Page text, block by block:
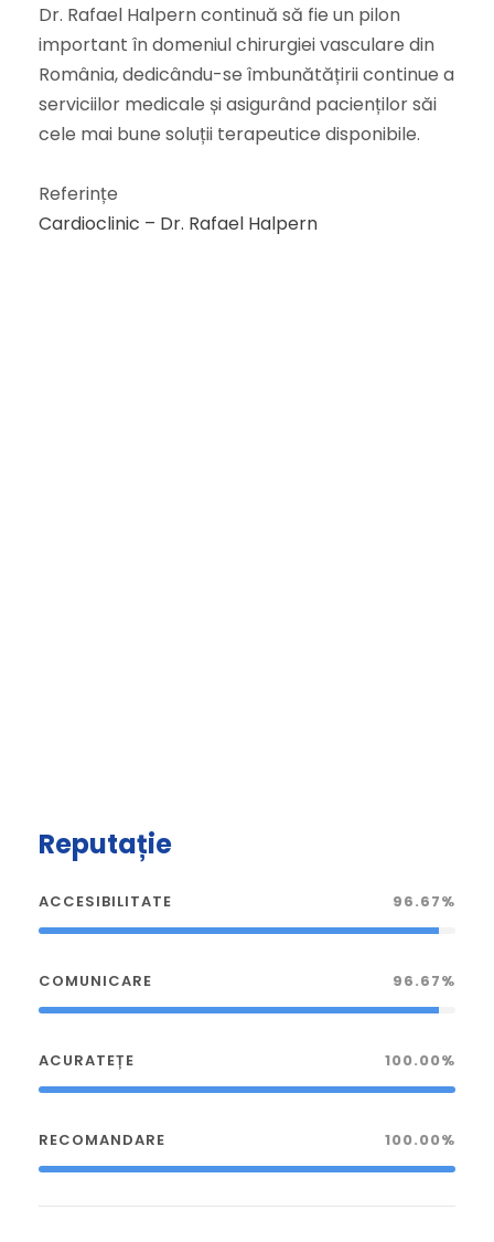
Dr. Rafael Halpern continuă să fie un pilon
important în domeniul chirurgiei vasculare din
România, dedicându-se îmbunătățirii continue a
serviciilor medicale și asigurând pacienților săi
cele mai bune soluții terapeutice disponibile.
Referințe
Cardioclinic – Dr. Rafael Halpern
Reputație
ACCESIBILITATE 96.67%
COMUNICARE 96.67%
ACURATEȚE 100.00%
RECOMANDARE 100.00%